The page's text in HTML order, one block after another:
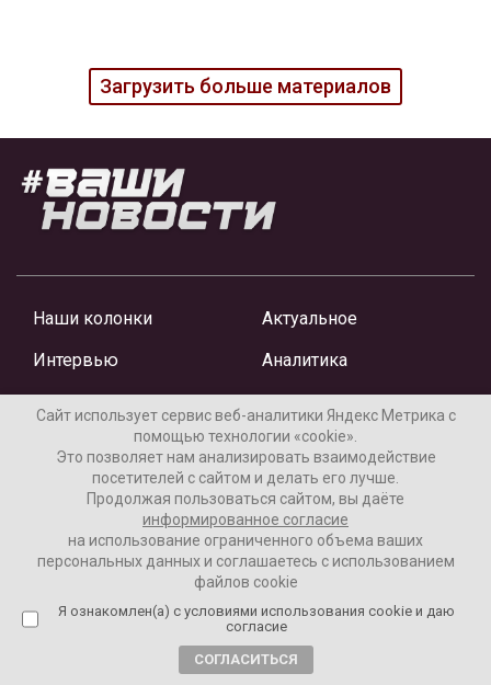
Загрузить больше материалов
Наши колонки
Интервью
Актуальное
Аналитика
Новости
Колумнисты
Материалы предоставлены редакцией Интернет-газеты
Сайт использует сервис веб-аналитики Яндекс Метрика с
помощью технологии «cookie».
Это позволяет нам анализировать взаимодействие
посетителей с сайтом и делать его лучше.
Продолжая пользоваться сайтом, вы даёте
информированное согласие
на использование ограниченного объема ваших
персональных данных и соглашаетесь с использованием
файлов cookie
Я ознакомлен(а) с условиями использования cookie и даю
согласие
СОГЛАСИТЬСЯ